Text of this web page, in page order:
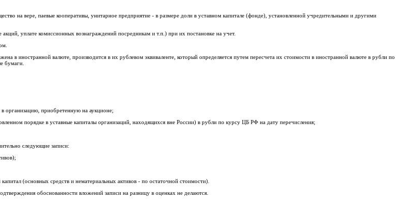
на вере, паевые кооперативы, унитарное предприятие - в размере доли в уставном капитале (фонде), установленной учредительными и другими
уплате комиссионных вознаграждений посредникам и т.п.) при их постановке на учет.
в иностранной валюте, производится в их рублевом эквиваленте, который определяется путем пересчета их стоимости в иностранной валюте в рубли по
бумаги.
организацию, приобретенную на аукционе;
порядке в уставные капиталы организаций, находящихся вне России) в рубли по курсу ЦБ РФ на дату перечисления;
следующие записи:
(основных средств и нематериальных активов - по остаточной стоимости).
обоснованности вложений записи на разницу в оценках не делаются.